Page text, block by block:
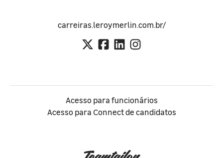
carreiras.leroymerlin.com.br/
Acesso para funcionários
Acesso para Connect de candidatos